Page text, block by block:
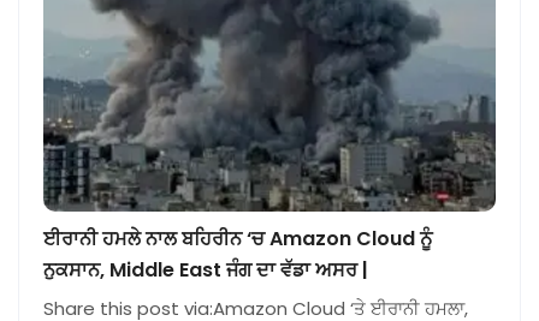
ਈਰਾਨੀ ਹਮਲੇ ਨਾਲ ਬਹਿਰੀਨ ‘ਚ Amazon Cloud ਨੂੰ
ਨੁਕਸਾਨ, Middle East ਜੰਗ ਦਾ ਵੱਡਾ ਅਸਰ |
Share this post via:Amazon Cloud ‘ਤੇ ਈਰਾਨੀ ਹਮਲਾ,